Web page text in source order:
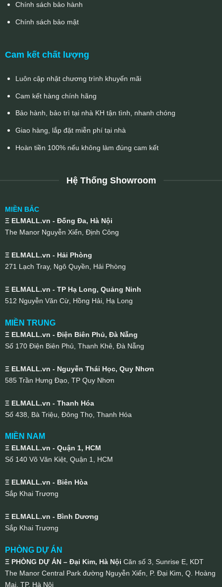
Chính sách bảo hành
Chính sách bảo mật
Cam kết chất lượng
Luôn cập nhật chương trình khuyến mãi
Cam kết hàng chính hãng
Bảo hành, bảo trì tại nhà KH tận tình, nhanh chóng
Giao hàng, lắp đặt miễn phí tại nhà
Hoàn tiền 100% nếu không làm đúng cam kết
Hệ Thống Showroom
MIỀN BẮC
Ξ ELMALL.vn - Đống Đa, Hà Nội
The Manor Nguyễn Xiển, Định Công
Ξ ELMALL.vn - Hải Phòng
271 Lạch Tray, Ngô Quyền, Hải Phòng
Ξ ELMALL.vn - TP Hạ Long, Quảng Ninh
512 Nguyễn Văn Cừ, Hồng Hải, Hạ Long
MIỀN TRUNG
Ξ ELMALL.vn - Điện Biên Phủ, Đà Nẵng
Số 170 Điện Biên Phủ, Thanh Khê, Đà Nẵng
Ξ ELMALL.vn - Nguyễn Thái Học, Quy Nhơn
585 Trần Hưng Đạo, TP Quy Nhơn
Ξ ELMALL.vn - Thanh Hóa
Số 438, Bà Triệu, Đông Thọ, Thanh Hóa
MIỀN NAM
Ξ ELMALL.vn - Quận 1, HCM
Số 140 Võ Văn Kiệt, Quận 1, HCM
Ξ ELMALL.vn - Biên Hòa
Sắp Khai Trương
Ξ ELMALL.vn - Bình Dương
Sắp Khai Trương
PHÒNG DỰ ÁN
Ξ PHÒNG DỰ ÁN – Đại Kim, Hà Nội Căn số 3, Sunrise E, KDT
The Manor Central Park đường Nguyễn Xiển, P. Đại Kim, Q. Hoàng
Mai, TP. Hà Nội